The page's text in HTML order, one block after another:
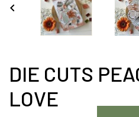

DIE CUTS
LOVE